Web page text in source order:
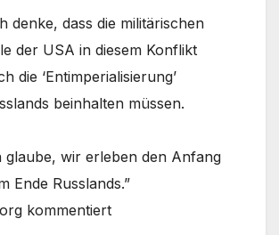
denke, dass die militärischen
der USA in diesem Konflikt
die ‘Entimperialisierung’
beinhalten müssen.
glaube, wir erleben den Anfang
Ende Russlands.”
kommentiert